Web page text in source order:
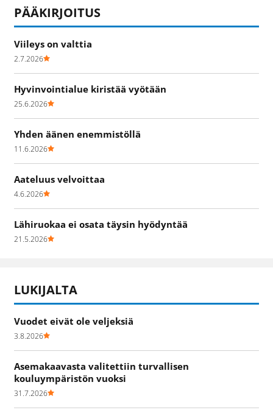
PÄÄKIRJOITUS
Viileys on valttia
2.7.2026
Hyvinvointialue kiristää vyötään
25.6.2026
Yhden äänen enemmistöllä
11.6.2026
Aateluus velvoittaa
4.6.2026
Lähiruokaa ei osata täysin hyödyntää
21.5.2026
LUKIJALTA
Vuodet eivät ole veljeksiä
3.8.2026
Asemakaavasta valitettiin turvallisen
kouluympäristön vuoksi
31.7.2026